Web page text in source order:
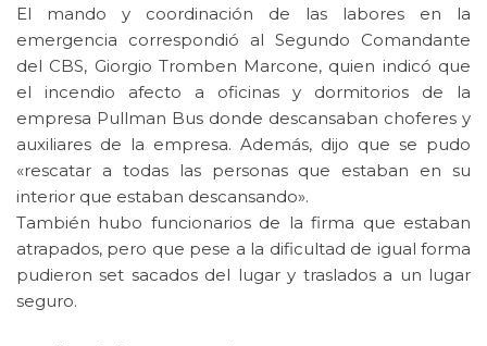
El mando y coordinación de las labores en la
emergencia correspondió al Segundo Comandante
del CBS, Giorgio Tromben Marcone, quien indicó que
el incendio afecto a oficinas y dormitorios de la
empresa Pullman Bus donde descansaban choferes y
auxiliares de la empresa. Además, dijo que se pudo
«rescatar a todas las personas que estaban en su
interior que estaban descansando».
También hubo funcionarios de la firma que estaban
atrapados, pero que pese a la dificultad de igual forma
pudieron set sacados del lugar y traslados a un lugar
seguro.